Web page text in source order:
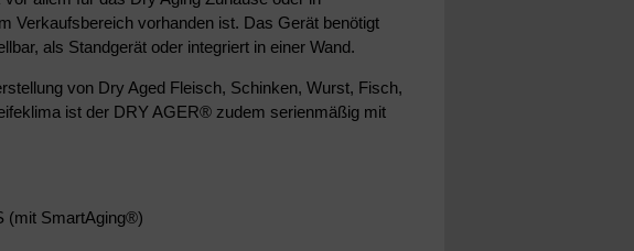
Verkaufsbereich vorhanden ist. Das Gerät benötigt
als Standgerät oder integriert in einer Wand.
von Dry Aged Fleisch, Schinken, Wurst, Fisch,
ist der DRY AGER® zudem serienmäßig mit
(mit SmartAging®)